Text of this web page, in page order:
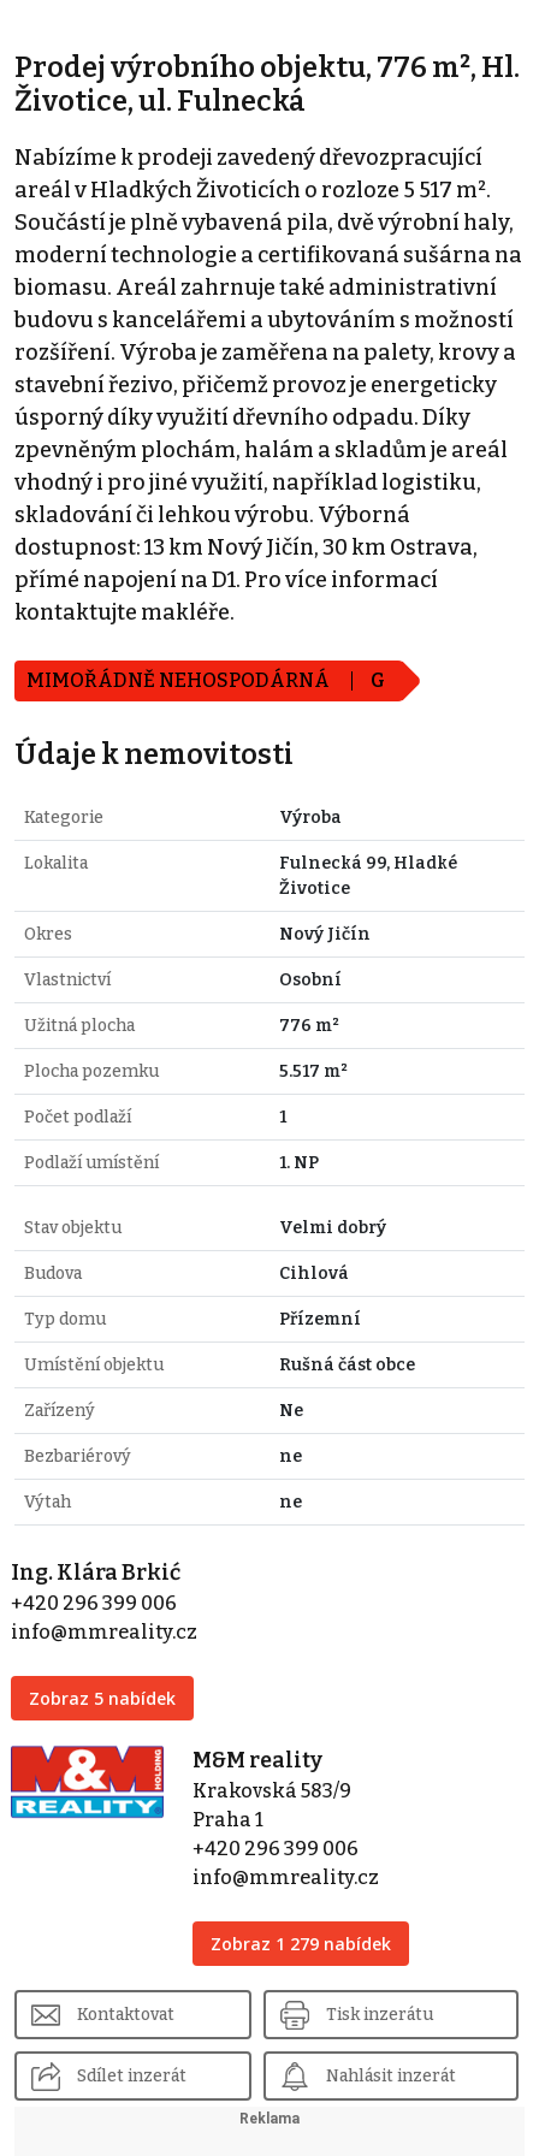
Prodej výrobního objektu, 776 m², Hl.
Životice, ul. Fulnecká
Nabízíme k prodeji zavedený dřevozpracující
areál v Hladkých Životicích o rozloze 5 517 m².
Součástí je plně vybavená pila, dvě výrobní haly,
moderní technologie a certifikovaná sušárna na
biomasu. Areál zahrnuje také administrativní
budovu s kancelářemi a ubytováním s možností
rozšíření. Výroba je zaměřena na palety, krovy a
stavební řezivo, přičemž provoz je energeticky
úsporný díky využití dřevního odpadu. Díky
zpevněným plochám, halám a skladům je areál
vhodný i pro jiné využití, například logistiku,
skladování či lehkou výrobu. Výborná
dostupnost: 13 km Nový Jičín, 30 km Ostrava,
přímé napojení na D1. Pro více informací
kontaktujte makléře.
MIMOŘÁDNĚ NEHOSPODÁRNÁ G
Údaje k nemovitosti
Kategorie Výroba
Lokalita
Fulnecká 99, Hladké
Životice
Okres Nový Jičín
Vlastnictví Osobní
Užitná plocha 776 m²
Plocha pozemku 5.517 m²
Počet podlaží 1
Podlaží umístění 1. NP
Stav objektu Velmi dobrý
Budova Cihlová
Typ domu Přízemní
Umístění objektu Rušná část obce
Zařízený Ne
Bezbariérový ne
Výtah ne
Ing. Klára Brkić
+420 296 399 006
info@mmreality.cz
Zobraz 5 nabídek
M&M reality
Krakovská 583/9
Praha 1
+420 296 399 006
info@mmreality.cz
Zobraz 1 279 nabídek
Kontaktovat Tisk inzerátu
Sdílet inzerát Nahlásit inzerát